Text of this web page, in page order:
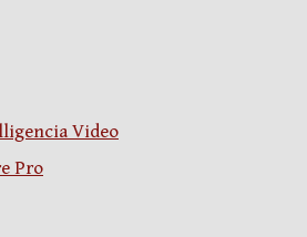
Video
Pro